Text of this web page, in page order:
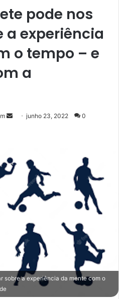
pode nos
a experiência
o tempo – e
a
Mandejunho 23, 2022 0
sobre a experiência da mente com o